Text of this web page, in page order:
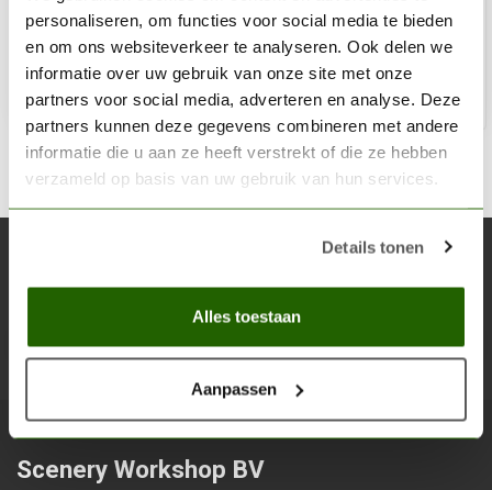
personaliseren, om functies voor social media te bieden
en om ons websiteverkeer te analyseren. Ook delen we
informatie over uw gebruik van onze site met onze
partners voor social media, adverteren en analyse. Deze
partners kunnen deze gegevens combineren met andere
informatie die u aan ze heeft verstrekt of die ze hebben
verzameld op basis van uw gebruik van hun services.
Details tonen
Alles toestaan
Aanpassen
€3,60
Niet op voorraad
Blijf op de hoogte over onze laatste acties
Scenery Workshop BV